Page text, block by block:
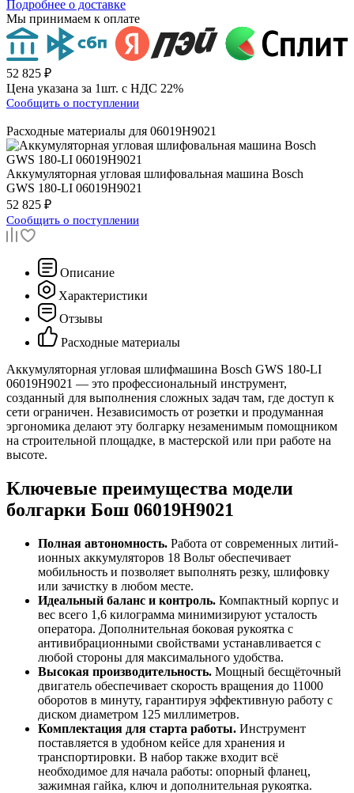
Подробнее о доставке
Мы принимаем к оплате
52 825 ₽
Цена указана за 1шт. с НДС 22%
Сообщить о поступлении
Расходные материалы для 06019H9021
Аккумуляторная угловая шлифовальная машина Bosch
GWS 180-LI 06019H9021
52 825 ₽
Сообщить о поступлении
Описание
Характеристики
Отзывы
Расходные материалы
Аккумуляторная угловая шлифмашина Bosch GWS 180-LI
06019H9021 — это профессиональный инструмент,
созданный для выполнения сложных задач там, где доступ к
сети ограничен. Независимость от розетки и продуманная
эргономика делают эту болгарку незаменимым помощником
на строительной площадке, в мастерской или при работе на
высоте.
Ключевые преимущества модели
болгарки Бош 06019H9021
Полная автономность. Работа от современных литий-
ионных аккумуляторов 18 Вольт обеспечивает
мобильность и позволяет выполнять резку, шлифовку
или зачистку в любом месте.
Идеальный баланс и контроль. Компактный корпус и
вес всего 1,6 килограмма минимизируют усталость
оператора. Дополнительная боковая рукоятка с
антивибрационными свойствами устанавливается с
любой стороны для максимального удобства.
Высокая производительность. Мощный бесщёточный
двигатель обеспечивает скорость вращения до 11000
оборотов в минуту, гарантируя эффективную работу с
диском диаметром 125 миллиметров.
Комплектация для старта работы. Инструмент
поставляется в удобном кейсе для хранения и
транспортировки. В набор также входит всё
необходимое для начала работы: опорный фланец,
зажимная гайка, ключ и дополнительная рукоятка.